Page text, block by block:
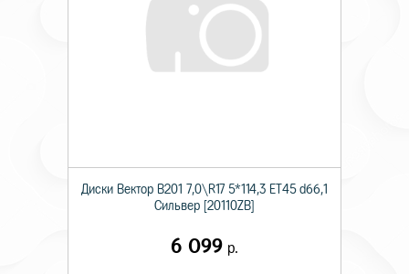
Диски Вектор В201 7,0\R17 5*114,3 ET45 d66,1
Сильвер [20110ZB]
6 099 р.